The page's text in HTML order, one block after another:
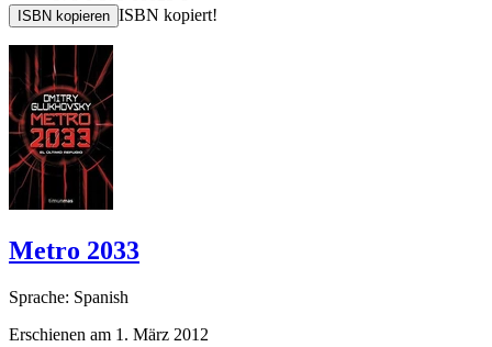
ISBN kopieren ISBN kopiert!
Metro 2033
Sprache: Spanish
Erschienen am 1. März 2012